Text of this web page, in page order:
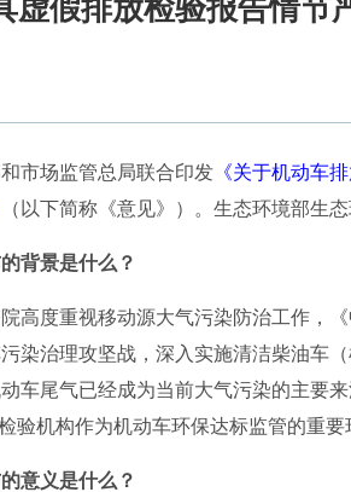
虚假排放检验报告情节
场监管总局联合印发 《关于机动车
（以下简称《意见》）。生态环境部生
背景是什么？
高度重视移动源大气污染防治工作，
染治理攻坚战，深入实施清洁柴油车
车尾气已经成为当前大气污染的主要
验机构作为机动车环保达标监管的重
意义是什么？